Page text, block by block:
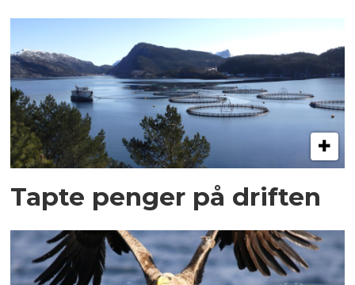
Tapte penger på driften